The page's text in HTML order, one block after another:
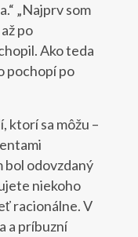
„Najprv som
po
Ako teda
pochopí po
ktorí sa môžu –
bol odovzdaný
niekoho
racionálne. V
a príbuzní